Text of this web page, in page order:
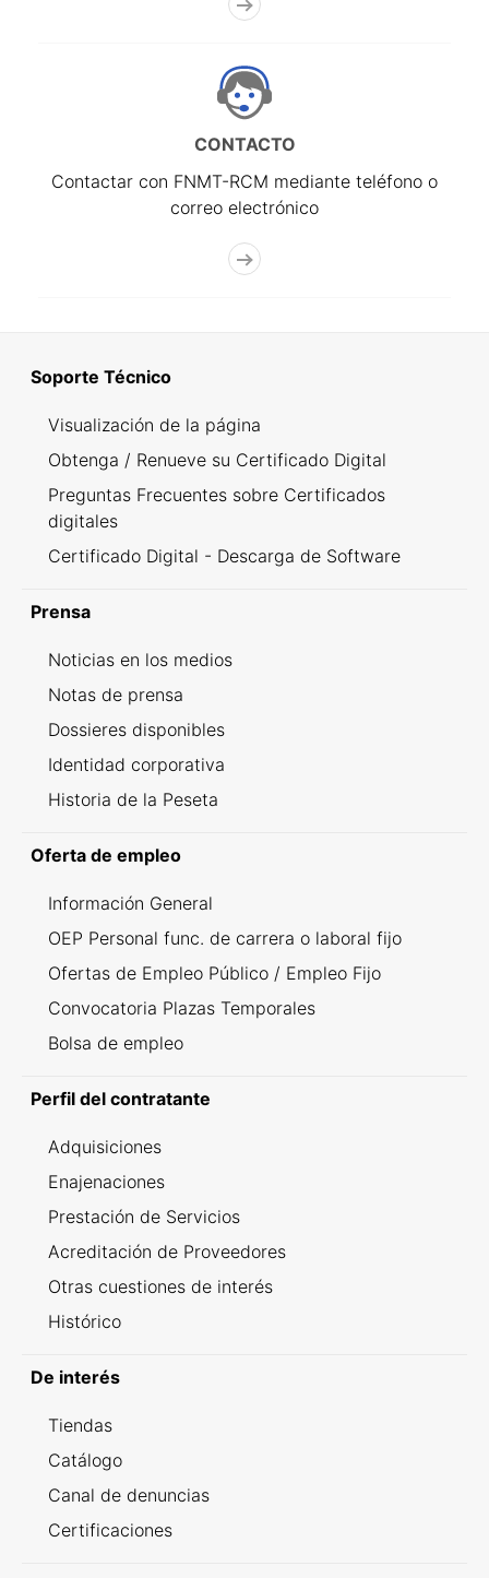
CONTACTO
Contactar con FNMT-RCM mediante teléfono o
correo electrónico
Soporte Técnico
Visualización de la página
Obtenga / Renueve su Certificado Digital
Preguntas Frecuentes sobre Certificados
digitales
Certificado Digital - Descarga de Software
Prensa
Noticias en los medios
Notas de prensa
Dossieres disponibles
Identidad corporativa
Historia de la Peseta
Oferta de empleo
Información General
OEP Personal func. de carrera o laboral fijo
Ofertas de Empleo Público / Empleo Fijo
Convocatoria Plazas Temporales
Bolsa de empleo
Perfil del contratante
Adquisiciones
Enajenaciones
Prestación de Servicios
Acreditación de Proveedores
Otras cuestiones de interés
Histórico
De interés
Tiendas
Catálogo
Canal de denuncias
Certificaciones